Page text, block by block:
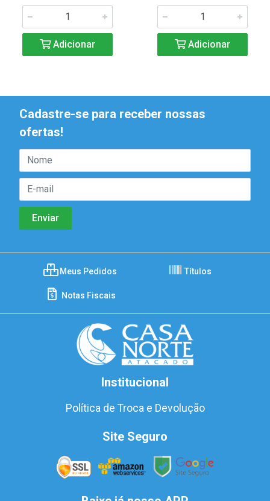
Adicionar Adicionar
Cadastre-se para receber nossas
ofertas!
Meus Pedidos Títulos
Notas Fiscais
Institucional
Política de Troca e Devolução
Site Seguro